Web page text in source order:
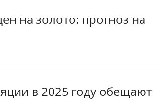
на золото: прогноз на
в 2025 году обещают